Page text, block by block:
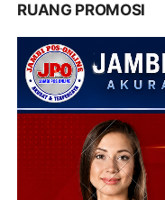
RUANG PROMOSI